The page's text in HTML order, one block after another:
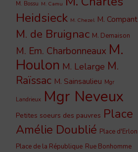
M. Bossu M. Camu
Heidsieck M. Chezel M. Compant
M. de Bruignac M. Demaison
M. Em. Charbonneaux M.
Houlon M. Lelarge M.
Raïssac M. Sainsaulieu Mgr
Landrieux Mgr Neveux
Petites soeurs des pauvres Place
Amélie Doublié Place d'Erlon
Place de la République Rue Bonhomme